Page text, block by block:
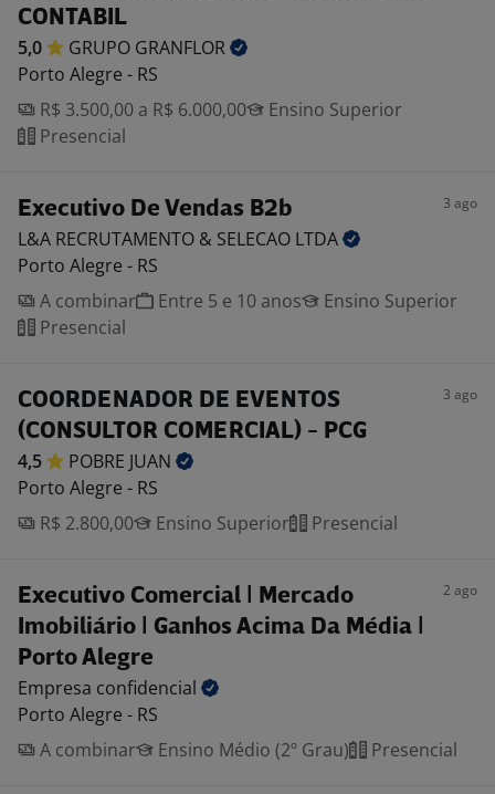
CONTABIL
5,0 GRUPO GRANFLOR
Porto Alegre - RS
R$ 3.500,00 a R$ 6.000,00
Ensino Superior
Presencial
Executivo De Vendas B2b 3 ago
L&A RECRUTAMENTO & SELECAO LTDA
Porto Alegre - RS
A combinar
Entre 5 e 10 anos
Ensino Superior
Presencial
COORDENADOR DE EVENTOS
(CONSULTOR COMERCIAL) - PCG
3 ago
4,5 POBRE JUAN
Porto Alegre - RS
R$ 2.800,00
Ensino Superior Presencial
Executivo Comercial | Mercado
Imobiliário | Ganhos Acima Da Média |
Porto Alegre
2 ago
Empresa confidencial
Porto Alegre - RS
A combinar
Ensino Médio (2º Grau) Presencial